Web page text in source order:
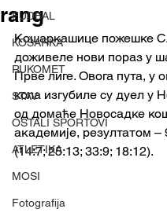
FUDBAL
KOŠARKA
RUKOMET
STAV
OSTALI SPORTOVI
ATLETIKA
MOSI
Fotografija
rang
Кошаркашице пожешке
доживеле нови пораз у
Прве лиге. Овога пута, у
кола изгубиле су дуел у
од домаће Новосадке
академије, резултатом –
(14:7; 25:13; 33:9; 18:12).